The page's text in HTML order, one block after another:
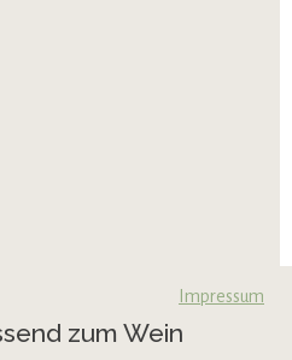
Impressum
zum Wein